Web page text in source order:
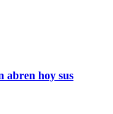
abren hoy sus